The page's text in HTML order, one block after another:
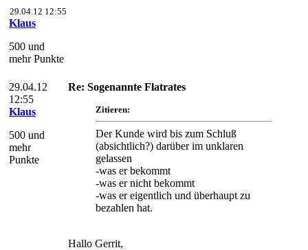
29.04.12 12:55
Klaus
500 und
mehr Punkte
29.04.12
12:55
Klaus
500 und
mehr
Punkte
Re: Sogenannte Flatrates
Zitieren:
Der Kunde wird bis zum Schluß
(absichtlich?) darüber im unklaren
gelassen
-was er bekommt
-was er nicht bekommt
-was er eigentlich und überhaupt zu
bezahlen hat.
Hallo Gerrit,